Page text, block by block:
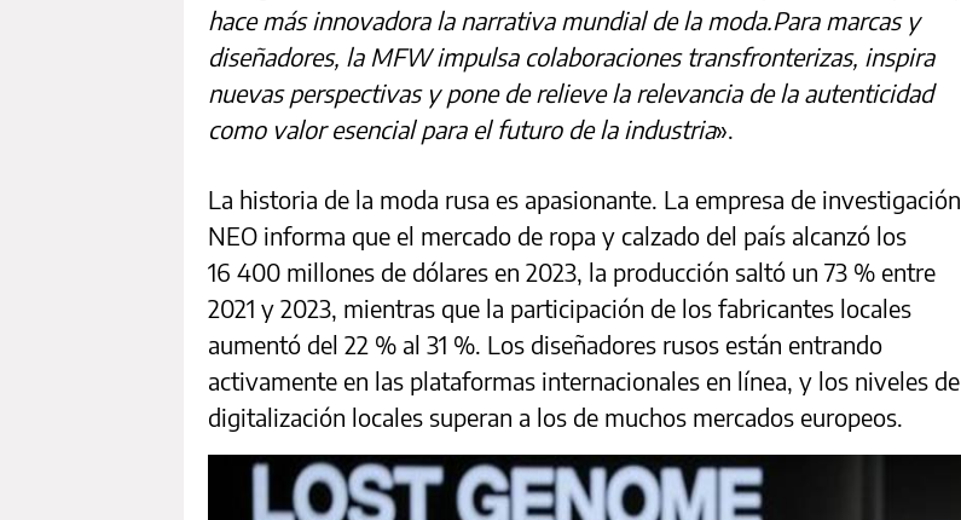
hace más innovadora la narrativa mundial de la moda.Para marcas y
diseñadores, la MFW impulsa colaboraciones transfronterizas, inspira
nuevas perspectivas y pone de relieve la relevancia de la autenticidad
como valor esencial para el futuro de la industria».
La historia de la moda rusa es apasionante. La empresa de investigación
NEO informa que el mercado de ropa y calzado del país alcanzó los
16 400 millones de dólares en 2023, la producción saltó un 73 % entre
2021 y 2023, mientras que la participación de los fabricantes locales
aumentó del 22 % al 31 %. Los diseñadores rusos están entrando
activamente en las plataformas internacionales en línea, y los niveles de
digitalización locales superan a los de muchos mercados europeos.